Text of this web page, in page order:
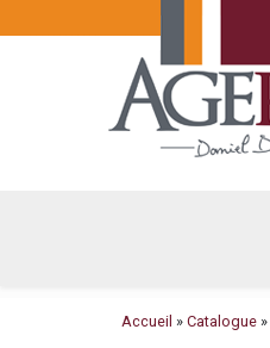
Fil
Accueil Catalogue